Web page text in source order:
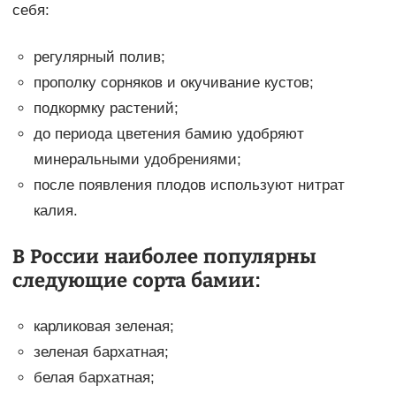
себя:
регулярный полив;
прополку сорняков и окучивание кустов;
подкормку растений;
до периода цветения бамию удобряют
минеральными удобрениями;
после появления плодов используют нитрат
калия.
В России наиболее популярны
следующие сорта бамии:
карликовая зеленая;
зеленая бархатная;
белая бархатная;